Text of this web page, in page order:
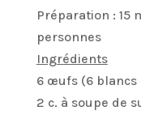
Préparation : 15
personnes
Ingrédients
6 œufs (6 blancs
2 c. à soupe de